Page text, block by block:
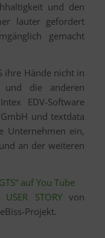
und den
lauter gefordert
gemacht
ihre Hände nicht in
und die anderen
EDV-Software
und textdata
Unternehmen ein,
an der weiteren
auf You Tube
STORYvon
Projekt.